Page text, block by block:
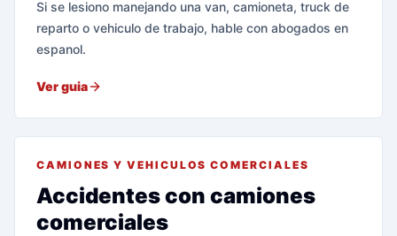
Si se lesiono manejando una van, camioneta, truck de
reparto o vehiculo de trabajo, hable con abogados en
espanol.
Ver guia
CAMIONES Y VEHICULOS COMERCIALES
Accidentes con camiones
comerciales